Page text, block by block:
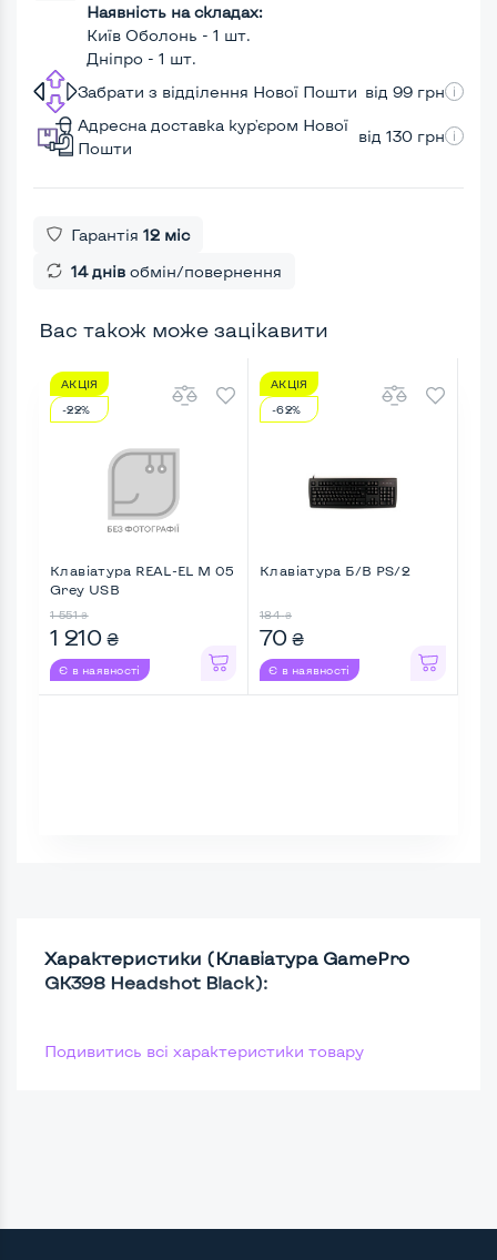
Наявність на складах:
Київ Оболонь - 1 шт.
Дніпро - 1 шт.
Забрати з відділення Нової Пошти від 99 грн
Адресна доставка кур'єром Нової
Пошти
від 130 грн
Гарантія 12 міс
14 днів обмін/повернення
Вас також може зацікавити
АКЦІЯ
-22%
Клавіатура REAL-EL M 05
Grey USB
1 551 ₴
1 210 ₴
Є в наявності
АКЦІЯ
-62%
Клавіатура Б/В PS/2
184 ₴
70 ₴
Є в наявності
Характеристики (Клавіатура GamePro
GK398 Headshot Black):
Подивитись всі характеристики товару